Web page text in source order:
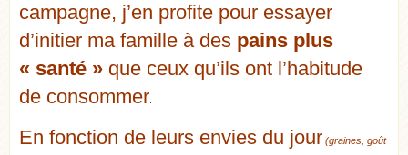
campagne, j’en profite pour essayer
d’initier ma famille à des pains plus
« santé » que ceux qu’ils ont l’habitude
de consommer
En fonction de leurs envies du jour (graines, goût